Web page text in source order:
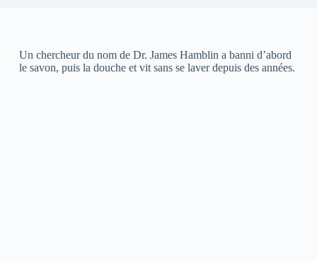
Un chercheur du nom de Dr. James Hamblin a banni d’abord
le savon, puis la douche et vit sans se laver depuis des années.